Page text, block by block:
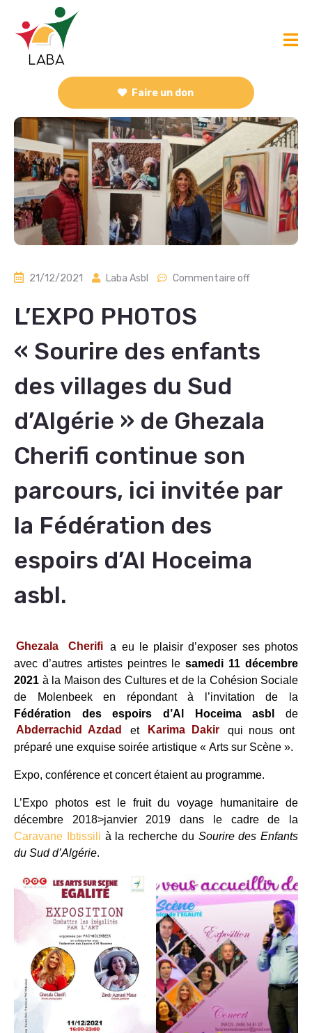
Faire un don
21/12/2021 Laba Asbl Commentaire off
L’EXPO PHOTOS
« Sourire des enfants
des villages du Sud
d’Algérie » de Ghezala
Cherifi continue son
parcours, ici invitée par
la Fédération des
espoirs d’Al Hoceima
asbl.
Ghezala Cherifi
a eu le plaisir d’exposer ses photos
avec d’autres artistes peintres lesamedi 11 décembre
2021 à la Maison des Cultures et de la Cohésion Sociale
de Molenbeek en répondant à l’invitation de la
Fédération des espoirs d’Al Hoceima asbl de
Abderrachid Azdad
et Karima Dakir
qui nous ont
préparé une exquise soirée artistique « Arts sur Scène ».
Expo, conférence et concert étaient au programme.
L’Expo photos est le fruit du voyage humanitaire de
décembre 2018>janvier 2019 dans le cadre de la
Caravane Ibtissili à la recherche du Sourire des Enfants
du Sud d’Algérie.